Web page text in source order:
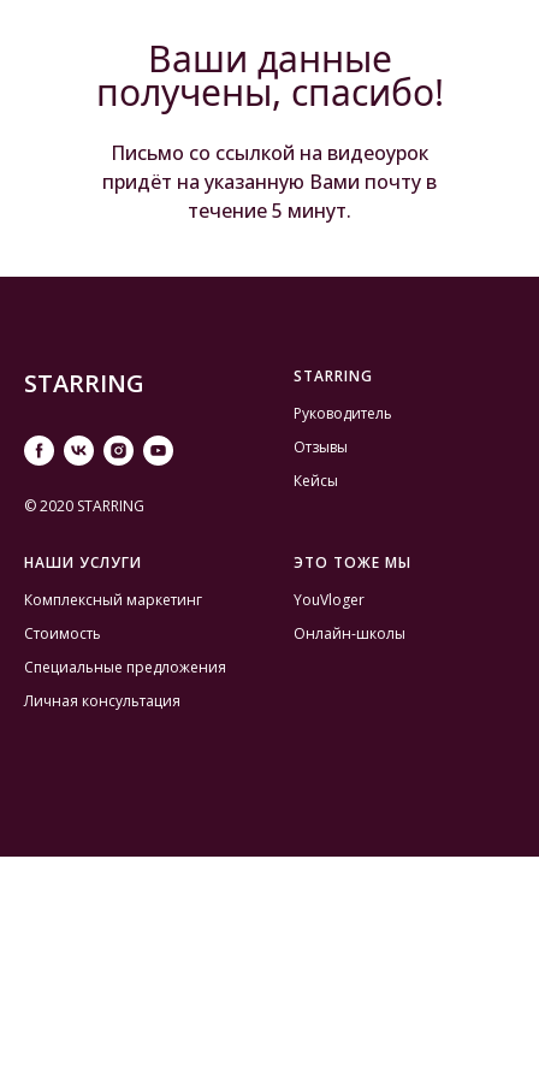
Ваши данные
получены, спасибо!
Письмо со ссылкой на видеоурок
придёт на указанную Вами почту в
течение 5 минут.
STARRING
© 2020 STARRING
STARRING
Руководитель
Отзывы
Кейсы
НАШИ УСЛУГИ
Комплексный маркетинг
Стоимость
Специальные предложения
Личная консультация
ЭТО ТОЖЕ МЫ
YouVloger
Онлайн-школы